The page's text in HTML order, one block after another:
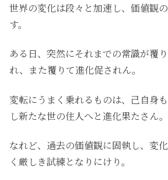
世界の変化は段々と加速し、価値観
す。
ある日、突然にそれまでの常識が覆
れ、また覆りて進化促されん。
変転にうまく乗れるものは、己自身
し新たな世の住人へと進化果たさん。
なれど、過去の価値観に固執し、変
く厳しき試練となりにけり。